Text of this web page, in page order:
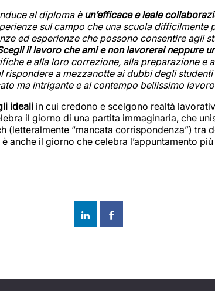
al diploma èun’efficace e leale
sul campo che una scuola
ed esperienze che possono consentire agli
il lavoro che ami e non lavorerai neppure
e alla loro correzione, alla preparazione e
a mezzanotte ai dubbi degli
ma intrigante e al contempo bellissimo lavoro
ideali in cui credono e scelgono realtà
il giorno di una partita immaginaria, che
(letteralmente “mancata corrispondenza”) tra
è anche il giorno che celebra l’appuntamento